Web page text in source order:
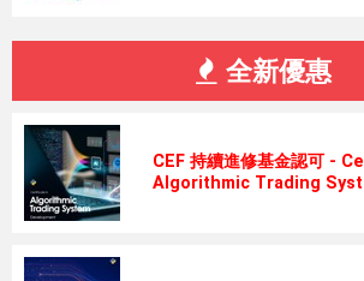
全新優惠
CEF 持續進修基金認可 -
Algorithmic Trading